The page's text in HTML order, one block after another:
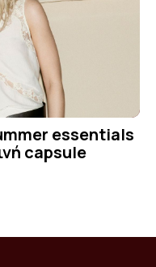
essentials
capsule